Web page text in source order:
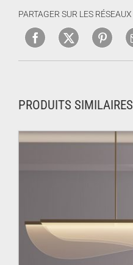
PARTAGER SUR LES RÉSEAUX
PRODUITS SIMILAIRES